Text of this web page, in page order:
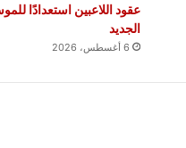
عقود اللاعبين استعدادًا
الجديد
6 أغسطس، 2026